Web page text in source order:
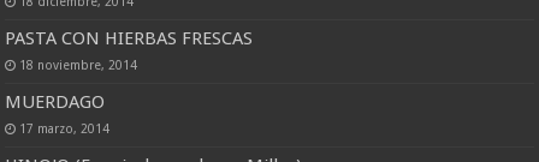
PASTA CON HIERBAS FRESCAS
18 noviembre, 2014
MUERDAGO
17 marzo, 2014